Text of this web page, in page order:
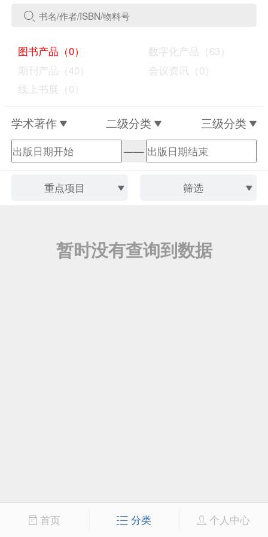
图书产品（0）
数字化产品（63）
期刊产品（40）
会议资讯（0）
线上书展（0）
学术著作 二级分类 三级分类
——
重点项目 筛选
暂时没有查询到数据
首页 分类 个人中心